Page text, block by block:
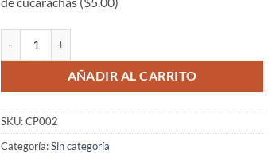
5 Trampas Con Pegante para Atrapar y Controlar de
AÑADIR AL CARRITO
SKU:CP002
Categoría:Sin categoría